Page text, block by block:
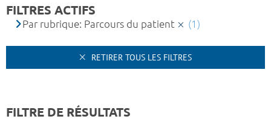
FILTRES ACTIFS
Par rubrique: Parcours du patient (1)
RETIRER TOUS LES FILTRES
FILTRE DE RÉSULTATS